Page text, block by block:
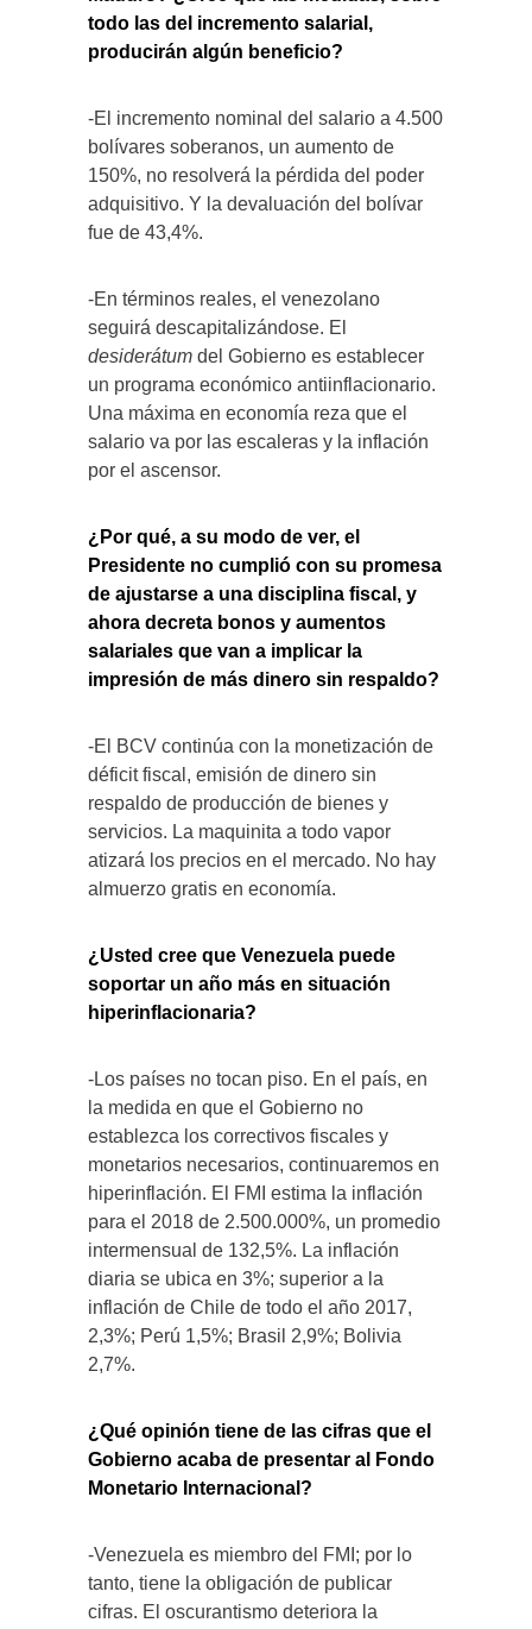
todo las del incremento salarial,
producirán algún beneficio?
-El incremento nominal del salario a 4.500
bolívares soberanos, un aumento de
150%, no resolverá la pérdida del poder
adquisitivo. Y la devaluación del bolívar
fue de 43,4%.
-En términos reales, el venezolano
seguirá descapitalizándose. El
desiderátum del Gobierno es establecer
un programa económico antiinflacionario.
Una máxima en economía reza que el
salario va por las escaleras y la inflación
por el ascensor.
¿Por qué, a su modo de ver, el
Presidente no cumplió con su promesa
de ajustarse a una disciplina fiscal, y
ahora decreta bonos y aumentos
salariales que van a implicar la
impresión de más dinero sin respaldo?
-El BCV continúa con la monetización de
déficit fiscal, emisión de dinero sin
respaldo de producción de bienes y
servicios. La maquinita a todo vapor
atizará los precios en el mercado. No hay
almuerzo gratis en economía.
¿Usted cree que Venezuela puede
soportar un año más en situación
hiperinflacionaria?
-Los países no tocan piso. En el país, en
la medida en que el Gobierno no
establezca los correctivos fiscales y
monetarios necesarios, continuaremos en
hiperinflación. El FMI estima la inflación
para el 2018 de 2.500.000%, un promedio
intermensual de 132,5%. La inflación
diaria se ubica en 3%; superior a la
inflación de Chile de todo el año 2017,
2,3%; Perú 1,5%; Brasil 2,9%; Bolivia
2,7%.
¿Qué opinión tiene de las cifras que el
Gobierno acaba de presentar al Fondo
Monetario Internacional?
-Venezuela es miembro del FMI; por lo
tanto, tiene la obligación de publicar
cifras. El oscurantismo deteriora la